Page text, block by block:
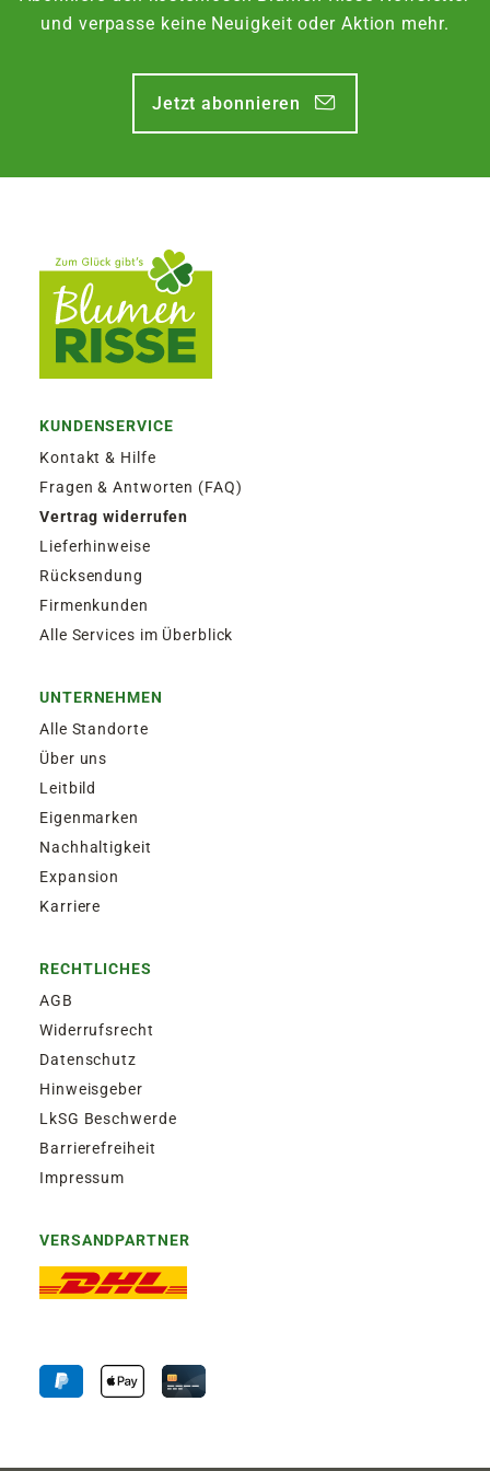
und verpasse keine Neuigkeit oder Aktion mehr.
Jetzt abonnieren
KUNDENSERVICE
Kontakt & Hilfe
Fragen & Antworten (FAQ)
Vertrag widerrufen
Lieferhinweise
Rücksendung
Firmenkunden
Alle Services im Überblick
UNTERNEHMEN
Alle Standorte
Über uns
Leitbild
Eigenmarken
Nachhaltigkeit
Expansion
Karriere
RECHTLICHES
AGB
Widerrufsrecht
Datenschutz
Hinweisgeber
LkSG Beschwerde
Barrierefreiheit
Impressum
VERSANDPARTNER